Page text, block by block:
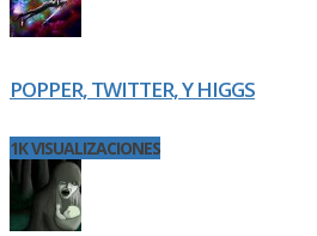
POPPER, TWITTER, Y HIGGS
1K VISUALIZACIONES